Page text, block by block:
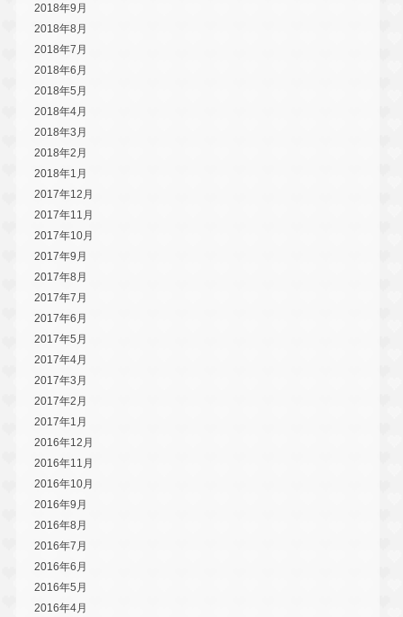
2018年9月
2018年8月
2018年7月
2018年6月
2018年5月
2018年4月
2018年3月
2018年2月
2018年1月
2017年12月
2017年11月
2017年10月
2017年9月
2017年8月
2017年7月
2017年6月
2017年5月
2017年4月
2017年3月
2017年2月
2017年1月
2016年12月
2016年11月
2016年10月
2016年9月
2016年8月
2016年7月
2016年6月
2016年5月
2016年4月